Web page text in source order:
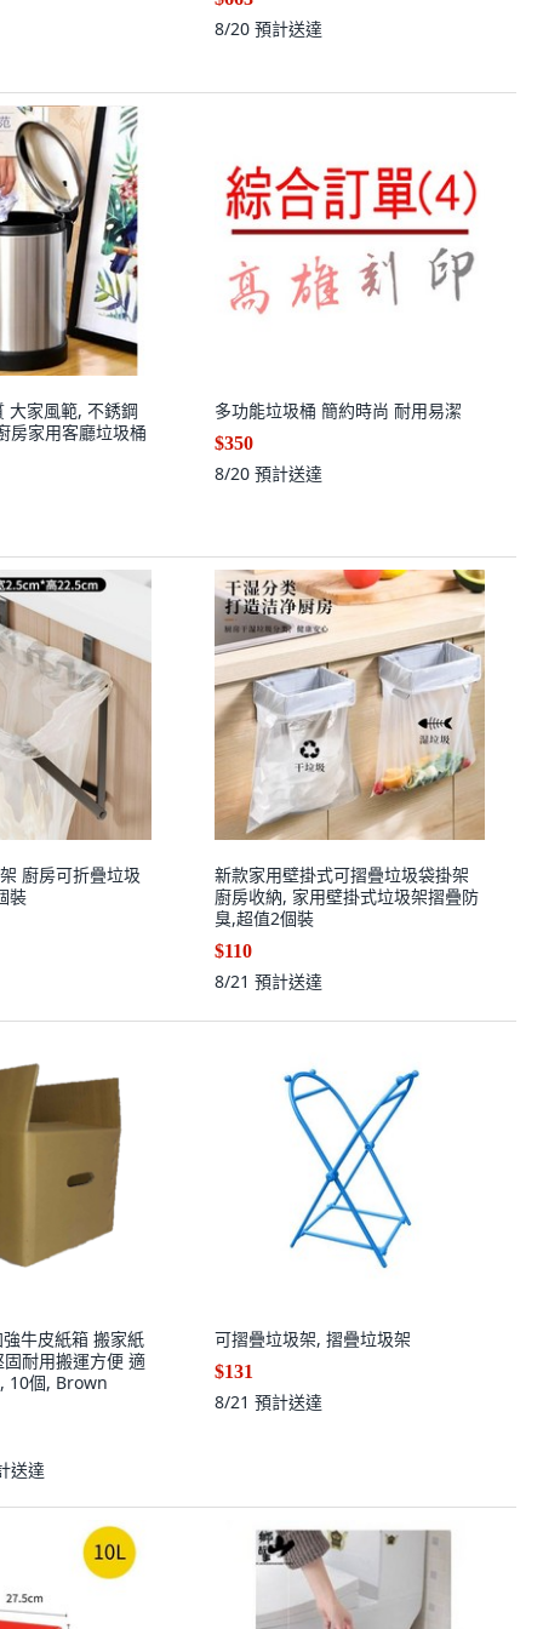
8/20 預計送達
大家風範, 不銹鋼
房家用客廳垃圾桶
多功能垃圾桶 簡約時尚 耐用易潔
$350
8/20 預計送達
廚房可折疊垃圾
裝
新款家用壁掛式可摺疊垃圾袋掛架
廚房收納, 家用壁掛式垃圾架摺疊防
臭,超值2個裝
$110
8/21 預計送達
牛皮紙箱 搬家紙
耐用搬運方便 適
10個, Brown
送達
可摺疊垃圾架, 摺疊垃圾架
$131
8/21 預計送達